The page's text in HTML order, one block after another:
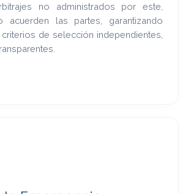
no administrados por este,
acuerden las partes, garantizando
de selección independientes,